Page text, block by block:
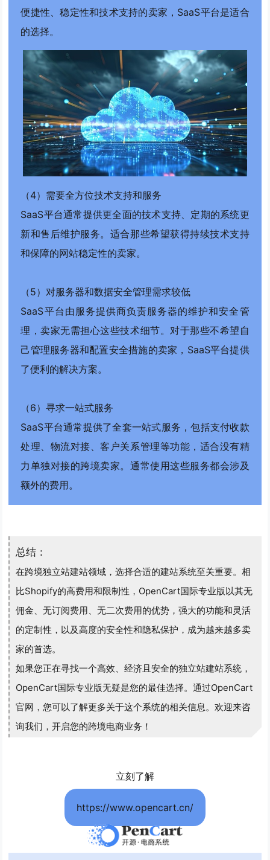
便捷性、稳定性和技术支持的卖家，SaaS平台是适合
的选择。
（4）需要全方位技术支持和服务
SaaS平台通常提供更全面的技术支持、定期的系统更
新和售后维护服务。适合那些希望获得持续技术支持
和保障的网站稳定性的卖家。
（5）对服务器和数据安全管理需求较低
SaaS平台由服务提供商负责服务器的维护和安全管
理，卖家无需担心这些技术细节。对于那些不希望自
己管理服务器和配置安全措施的卖家，SaaS平台提供
了便利的解决方案。
（6）寻求一站式服务
SaaS平台通常提供了全套一站式服务，包括支付收款
处理、物流对接、客户关系管理等功能，适合没有精
力单独对接的跨境卖家。通常使用这些服务都会涉及
额外的费用。
总结：
在跨境独立站建站领域，选择合适的建站系统至关重要。相
比Shopify的高费用和限制性，OpenCart国际专业版以其无
佣金、无订阅费用、无二次费用的优势，强大的功能和灵活
的定制性，以及高度的安全性和隐私保护，成为越来越多卖
家的首选。
如果您正在寻找一个高效、经济且安全的独立站建站系统，
OpenCart国际专业版无疑是您的最佳选择。通过OpenCart
官网，您可以了解更多关于这个系统的相关信息。欢迎来咨
询我们，开启您的跨境电商业务！
立刻了解
https://www.opencart.cn/